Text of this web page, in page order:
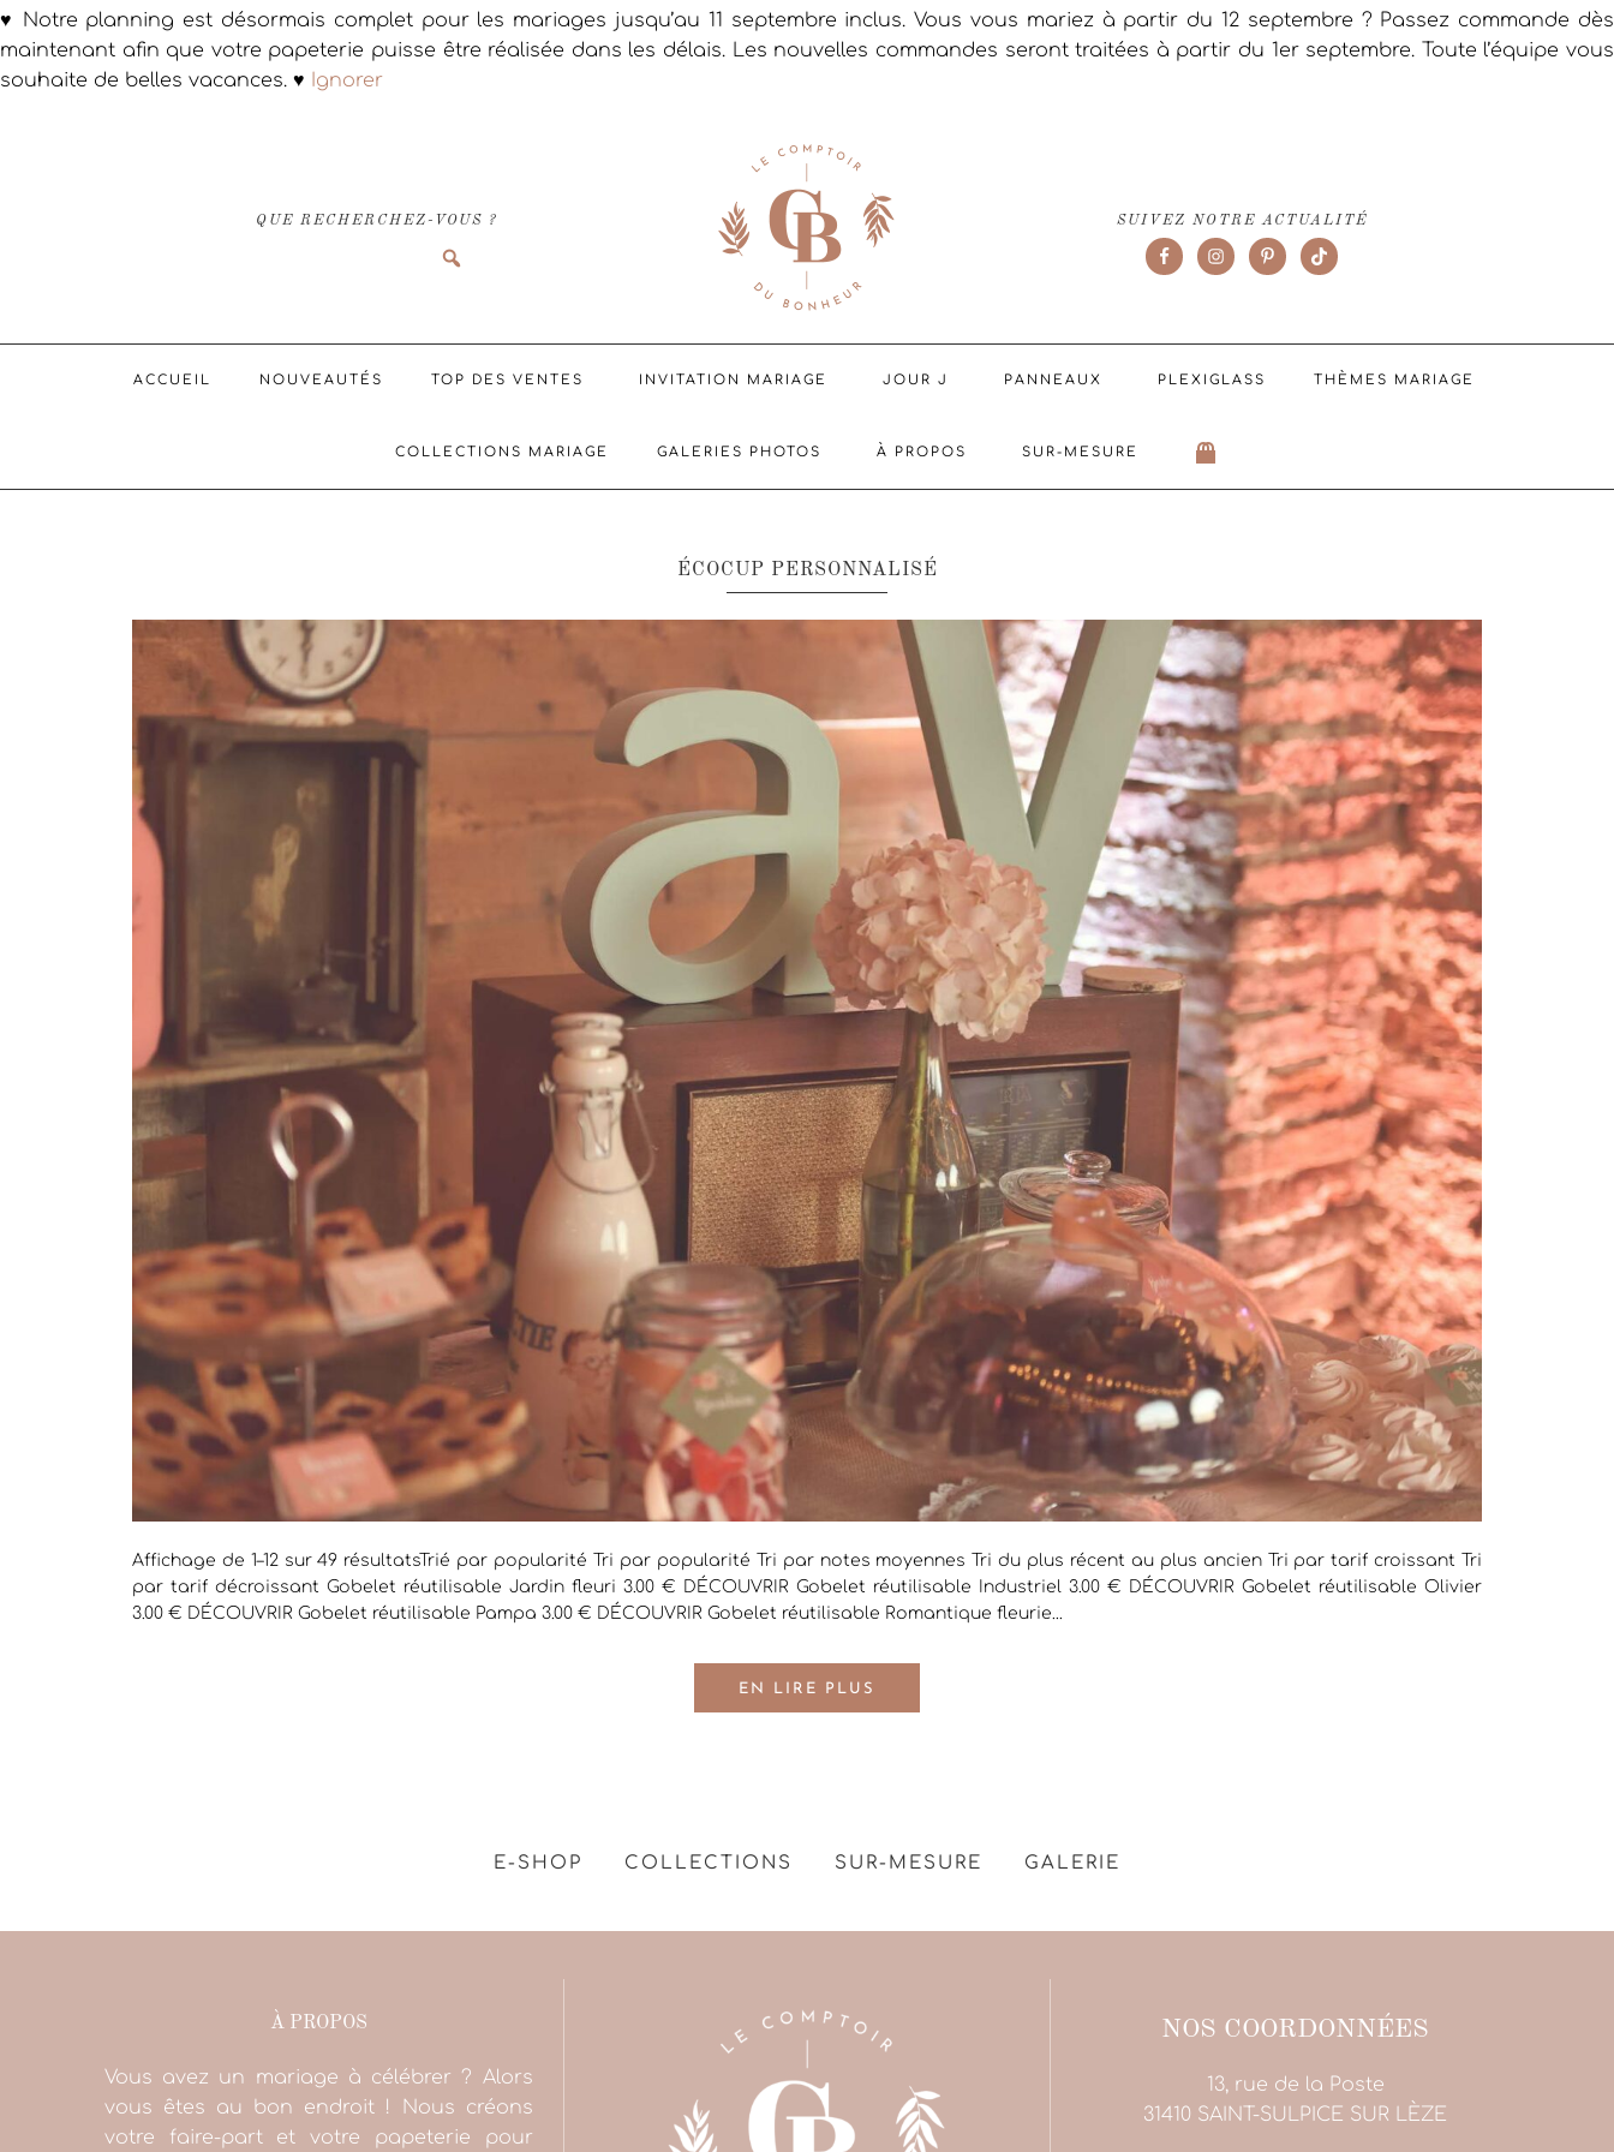
♥ Notre planning est désormais complet pour les mariages jusqu’au 11 septembre inclus. Vous vous mariez à partir du 12 septembre ? Passez commande dès
maintenant afin que votre papeterie puisse être réalisée dans les délais. Les nouvelles commandes seront traitées à partir du 1er septembre. Toute l’équipe vous
souhaite de belles vacances. ♥
Ignorer
QUE RECHERCHEZ-VOUS ? SUIVEZ NOTRE ACTUALITÉ
ACCUEIL NOUVEAUTÉS TOP DES VENTES INVITATION MARIAGE JOUR J PANNEAUX PLEXIGLASS THÈMES MARIAGE
COLLECTIONS MARIAGE GALERIES PHOTOS À PROPOS SUR-MESURE
ÉCOCUP PERSONNALISÉ
Affichage de 1–12 sur 49 résultatsTrié par popularité Tri par popularité Tri par notes moyennes Tri du plus récent au plus ancien Tri par tarif croissant Tri
par tarif décroissant Gobelet réutilisable Jardin fleuri 3.00 € DÉCOUVRIR Gobelet réutilisable Industriel 3.00 € DÉCOUVRIR Gobelet réutilisable Olivier
3.00 € DÉCOUVRIR Gobelet réutilisable Pampa 3.00 € DÉCOUVRIR Gobelet réutilisable Romantique fleurie...
EN LIRE PLUS
E-SHOP COLLECTIONS SUR-MESURE GALERIE
À PROPOS
Vous avez un mariage à célébrer ? Alors
vous êtes au bon endroit ! Nous créons
votre faire-part et votre papeterie pour
NOS COORDONNÉES
13, rue de la Poste
31410 SAINT-SULPICE SUR LÈZE